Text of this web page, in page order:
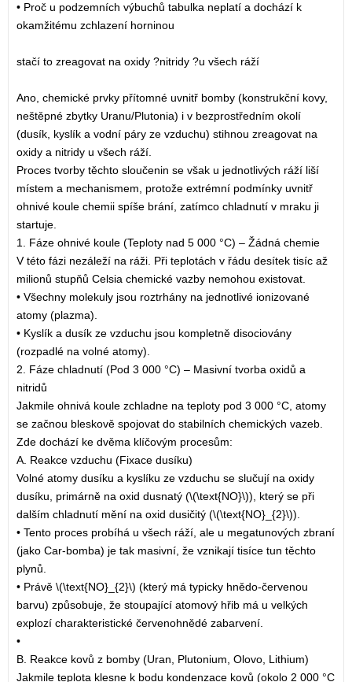
• Proč u podzemních výbuchů tabulka neplatí a dochází k
okamžitému zchlazení horninou
stačí to zreagovat na oxidy ?nitridy ?u všech ráží
Ano, chemické prvky přítomné uvnitř bomby (konstrukční kovy,
neštěpné zbytky Uranu/Plutonia) i v bezprostředním okolí
(dusík, kyslík a vodní páry ze vzduchu) stihnou zreagovat na
oxidy a nitridy u všech ráží.
Proces tvorby těchto sloučenin se však u jednotlivých ráží liší
místem a mechanismem, protože extrémní podmínky uvnitř
ohnivé koule chemii spíše brání, zatímco chladnutí v mraku ji
startuje.
1. Fáze ohnivé koule (Teploty nad 5 000 °C) – Žádná chemie
V této fázi nezáleží na ráži. Při teplotách v řádu desítek tisíc až
milionů stupňů Celsia chemické vazby nemohou existovat.
• Všechny molekuly jsou roztrhány na jednotlivé ionizované
atomy (plazma).
• Kyslík a dusík ze vzduchu jsou kompletně disociovány
(rozpadlé na volné atomy).
2. Fáze chladnutí (Pod 3 000 °C) – Masivní tvorba oxidů a
nitridů
Jakmile ohnivá koule zchladne na teploty pod 3 000 °C, atomy
se začnou bleskově spojovat do stabilních chemických vazeb.
Zde dochází ke dvěma klíčovým procesům:
A. Reakce vzduchu (Fixace dusíku)
Volné atomy dusíku a kyslíku ze vzduchu se slučují na oxidy
dusíku, primárně na oxid dusnatý (\(\text{NO}\)), který se při
dalším chladnutí mění na oxid dusičitý (\(\text{NO}_{2}\)).
• Tento proces probíhá u všech ráží, ale u megatunových zbraní
(jako Car-bomba) je tak masivní, že vznikají tisíce tun těchto
plynů.
• Právě \(\text{NO}_{2}\) (který má typicky hnědo-červenou
barvu) způsobuje, že stoupající atomový hřib má u velkých
explozí charakteristické červenohnědé zabarvení.
•
B. Reakce kovů z bomby (Uran, Plutonium, Olovo, Lithium)
Jakmile teplota klesne k bodu kondenzace kovů (okolo 2 000 °C